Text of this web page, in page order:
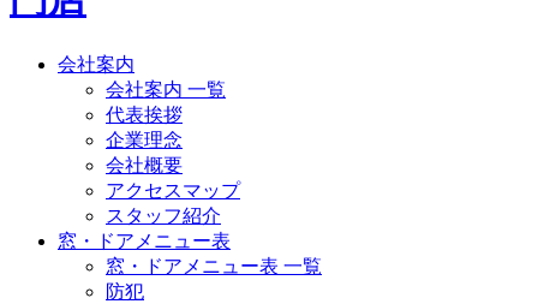
会社案内
会社案内 一覧
代表挨拶
企業理念
会社概要
アクセスマップ
スタッフ紹介
窓・ドアメニュー表
窓・ドアメニュー表 一覧
防犯